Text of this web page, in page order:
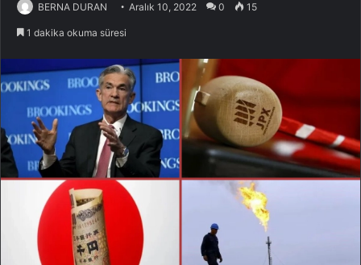
BERNA DURAN Aralık 10, 2022 0 15
1 dakika okuma süresi